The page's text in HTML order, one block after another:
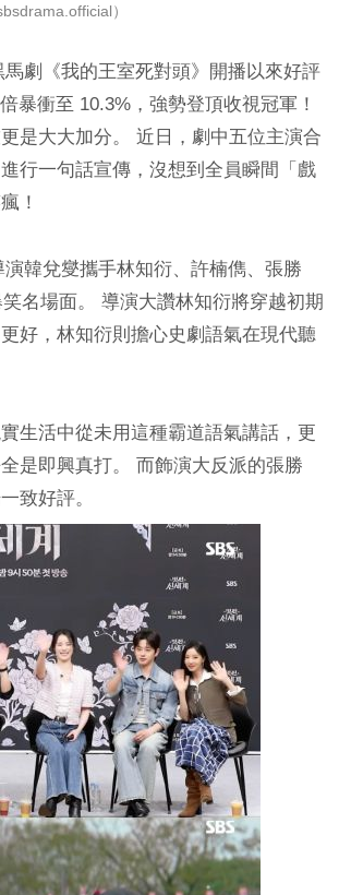
）
劇《我的王室死對頭》開播以來好評
暴衝至 10.3%，強勢登頂收視冠軍！
是大大加分。 近日，劇中五位主演合
行一句話宣傳，沒想到全員瞬間「戲
！
韓兌燮攜手林知衍、許楠儁、張勝
名場面。 導演大讚林知衍將穿越初期
好，林知衍則擔心史劇語氣在現代聽
生活中從未用這種霸道語氣講話，更
是即興真打。 而飾演大反派的張勝
致好評。